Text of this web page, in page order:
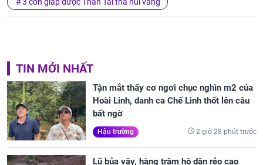
3 con giáp được Thần Tài thả núi vàng
TIN MỚI NHẤT
Tận mắt thấy cơ ngơi chục nghìn m2 của
Hoài Linh, danh ca Chế Linh thốt lên câu
bất ngờ
Hậu trường 2 giờ 28 phút trước
Lũ bủa vây, hàng trăm hộ dân rẻo cao